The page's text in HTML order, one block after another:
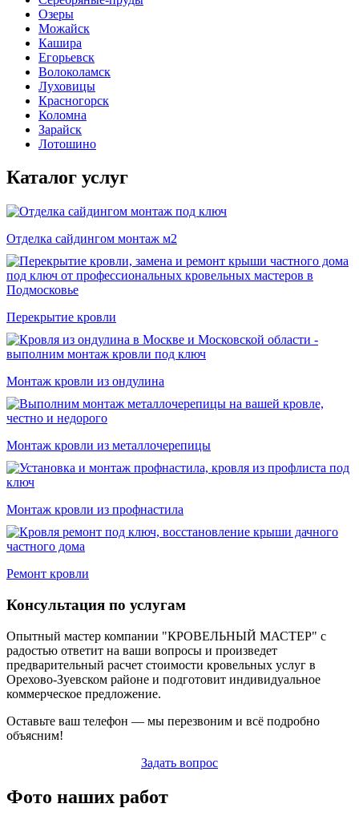
Озеры
Можайск
Кашира
Егорьевск
Волоколамск
Луховицы
Красногорск
Коломна
Зарайск
Лотошино
Каталог услуг
Отделка сайдингом монтаж м2
Перекрытие кровли
Монтаж кровли из ондулина
Монтаж кровли из металлочерепицы
Монтаж кровли из профнастила
Ремонт кровли
Консультация по услугам
Опытный мастер компании "КРОВЕЛЬНЫЙ МАСТЕР" с
радостью ответит на ваши вопросы и произведет
предварительный расчет стоимости кровельных услуг в
Орехово-Зуевском районе и подготовит индивидуальное
коммерческое предложение.
Оставьте ваш телефон — мы перезвоним и всё подробно
объясним!
Задать вопрос
Фото наших работ